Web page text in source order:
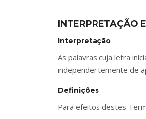
INTERPRETAÇÃO
Interpretação
As palavras cuja letra
independentemente de
Definições
Para efeitos destes